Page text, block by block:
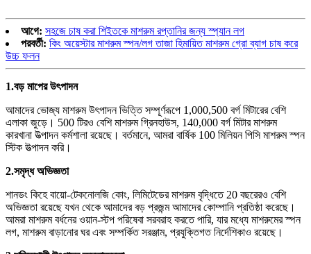
আগে: সহজে চাষ করা শিইতকে মাশরুম রপ্তানির জন্য স্প্যান লগ
পরবর্তী: কিং অয়েস্টার মাশরুম স্পন/লগ তাজা হিমায়িত মাশরুম গ্রো ব্যাগ চাষ করে
উচ্চ ফলন
1.বড় মাপের উৎপাদন
আমাদের ভোজ্য মাশরুম উৎপাদন ভিত্তি সম্পূর্ণরূপে 1,000,500 বর্গ মিটারের বেশি
এলাকা জুড়ে। 500 টিরও বেশি মাশরুম গ্রিনহাউস, 140,000 বর্গ মিটার মাশরুম
কারখানা উত্পাদন কর্মশালা রয়েছে। বর্তমানে, আমরা বার্ষিক 100 মিলিয়ন পিসি মাশরুম স্পন
স্টিক উত্পাদন করি।
2.সমৃদ্ধ অভিজ্ঞতা
শানডং কিহে বায়ো-টেকনোলজি কোং, লিমিটেডের মাশরুম বৃদ্ধিতে 20 বছরেরও বেশি
অভিজ্ঞতা রয়েছে যখন থেকে আমাদের বড় প্রজন্ম আমাদের কোম্পানি প্রতিষ্ঠা করেছে।
আমরা মাশরুম বর্ধনের ওয়ান-স্টপ পরিষেবা সরবরাহ করতে পারি, যার মধ্যে মাশরুমের স্পন
লগ, মাশরুম বাড়ানোর ঘর এবং সম্পর্কিত সরঞ্জাম, প্রযুক্তিগত নির্দেশিকাও রয়েছে।